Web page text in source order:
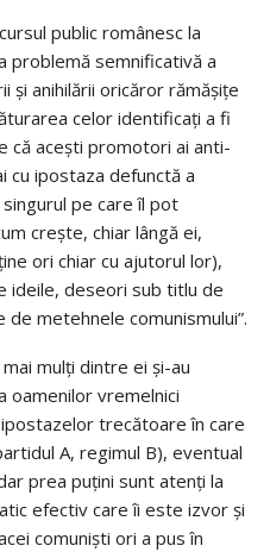
public românesc la
problemă semnificativă a
și anihilării oricăror rămășițe
celor identificați a fi
că acești promotori ai anti-
cu ipostaza defunctă a
singurul pe care îl pot
crește, chiar lângă ei,
ori chiar cu ajutorul lor),
ideile, deseori sub titlu de
de metehnele comunismului”.
mulți dintre ei și-au
oamenilor vremelnici
trecătoare în care
A, regimul B), eventual
prea puțini sunt atenți la
efectiv care îi este izvor și
comuniști ori a pus în